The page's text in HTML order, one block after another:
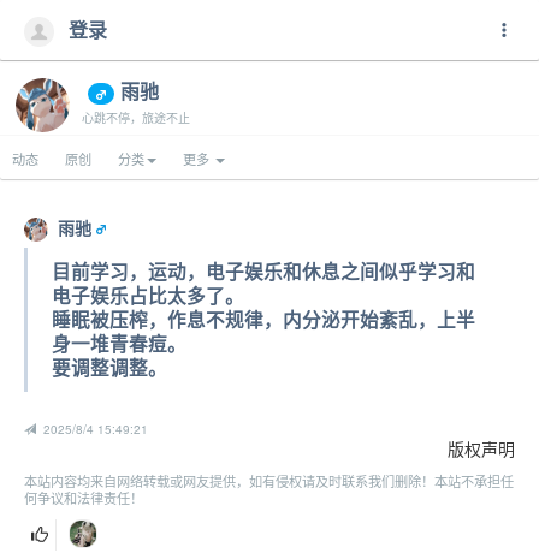
登录
雨驰
心跳不停，旅途不止
动态 原创 分类 更多
雨驰
目前学习，运动，电子娱乐和休息之间似乎学习和
电子娱乐占比太多了。
睡眠被压榨，作息不规律，内分泌开始紊乱，上半
身一堆青春痘。
要调整调整。
2025/8/4 15:49:21
版权声明
本站内容均来自网络转载或网友提供，如有侵权请及时联系我们删除！本站不承担任
何争议和法律责任！